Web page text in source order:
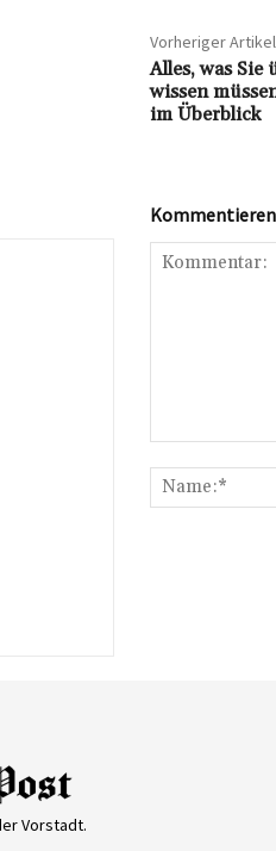
Vorheriger Artikel
Alles, was Sie
wissen
im Überblick
Vorstadt.